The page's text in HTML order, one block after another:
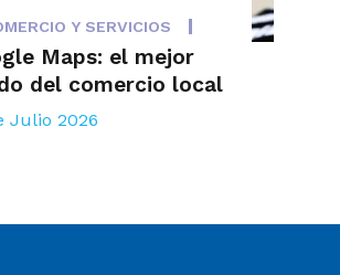
Y SERVICIOS
Maps: el mejor
del comercio local
Julio 2026